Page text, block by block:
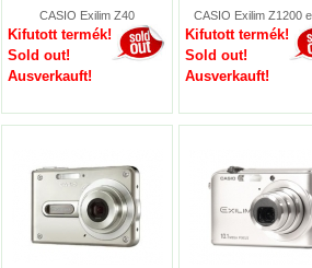
CASIO Exilim Z40
Kifutott termék!
Sold out!
Ausverkauft!
CASIO Exilim Z1200
Kifutott termék!
Sold out!
Ausverkauft!